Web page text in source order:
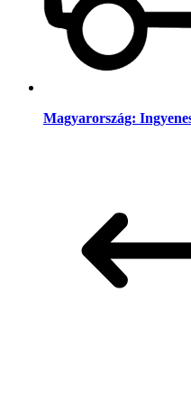
Magyarország: